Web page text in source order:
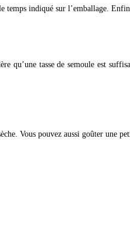
indiqué sur l’emballage.
qu’une tasse de semoule est
Vous pouvez aussi goûter une